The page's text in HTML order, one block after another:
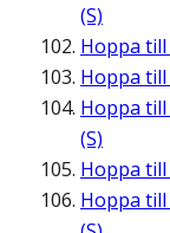
(S)
Hoppa till
Hoppa till
Hoppa till
(S)
Hoppa till
Hoppa till